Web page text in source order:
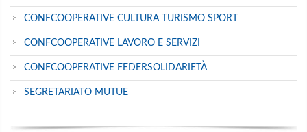
CONFCOOPERATIVE CULTURA TURISMO SPORT
CONFCOOPERATIVE LAVORO E SERVIZI
CONFCOOPERATIVE FEDERSOLIDARIETÀ
SEGRETARIATO MUTUE